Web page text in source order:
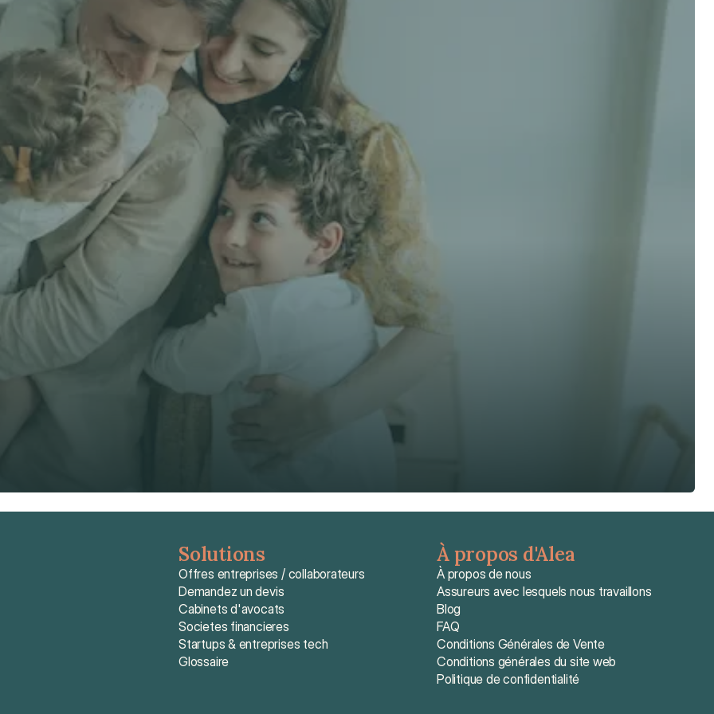
Comparer mes options!
Prénom *
E-mail *
Téléphone*
🇫🇷
Solutions
Offres entreprises / collaborateurs
Demandez un devis
Cabinets d'avocats
Societes financieres
Startups & entreprises tech
Glossaire
À propos d'Alea
À propos de nous
Assureurs avec lesquels nous travaillons
Blog
FAQ
Conditions Générales de Vente
Conditions générales du site web
Politique de confidentialité